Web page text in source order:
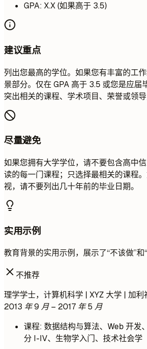
GPA: X.X (如果高于 3.5)
建议重点
列出您最高的学位。如果您有丰富的工
景部分。仅在 GPA 高于 3.5 或您是应届
突出相关的课程、学术项目、荣誉或领导
尽量避免
如果您拥有大学学位，请不要包含高中
读的每一门课程；只选择最相关的课程
视，请不要列出几十年前的毕业日期。
实用示例
教育背景的实用示例，展示了“不该做”和
不推荐
理学学士，计算机科学 | XYZ 大学 | 加
2013 年 9 月 – 2017 年 5 月
课程: 数据结构与算法、Web 开发
分 I-IV、生物学入门、技术社会学